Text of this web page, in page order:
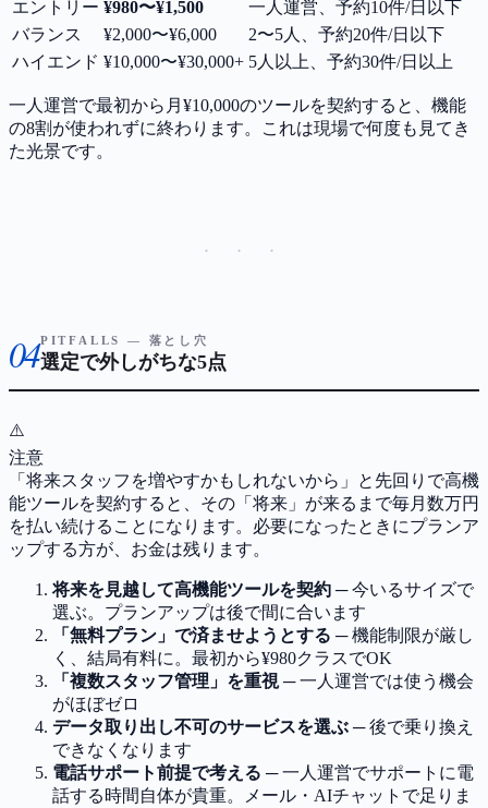
エントリー ¥980〜¥1,500
一人運営、予約10件/日以下
バランス
¥2,000〜¥6,000
2〜5人、予約20件/日以下
ハイエンド ¥10,000〜¥30,000+ 5人以上、予約30件/日以上
一人運営で最初から月¥10,000のツールを契約すると、機能
の8割が使われずに終わります。これは現場で何度も見てき
た光景です。
· · ·
04PITFALLS — 落とし穴
選定で外しがちな5点
⚠️
注意
「将来スタッフを増やすかもしれないから」と先回りで高機
能ツールを契約すると、その「将来」が来るまで毎月数万円
を払い続けることになります。必要になったときにプランア
ップする方が、お金は残ります。
将来を見越して高機能ツールを契約 ─ 今いるサイズで
選ぶ。プランアップは後で間に合います
「無料プラン」で済ませようとする ─ 機能制限が厳し
く、結局有料に。最初から¥980クラスでOK
「複数スタッフ管理」を重視─ 一人運営では使う機会
がほぼゼロ
データ取り出し不可のサービスを選ぶ ─ 後で乗り換え
できなくなります
電話サポート前提で考える ─ 一人運営でサポートに電
話する時間自体が貴重。メール・AIチャットで足りま